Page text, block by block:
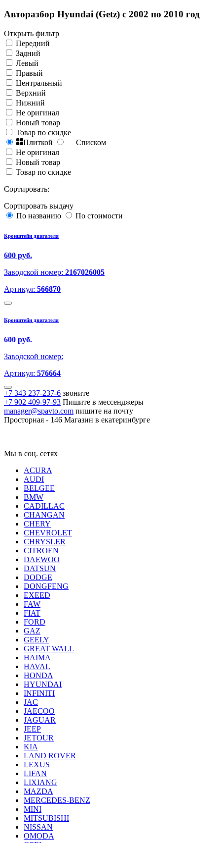
Авторазбор Hyundai (Getz) с 2002 по 2010 год
Открыть фильтр
Передний
Задний
Левый
Правый
Центральный
Верхний
Нижний
Не оригинал
Новый товар
Товар по скидке
Плиткой
Списком
Не оригинал
Новый товар
Товар по скидке
Сортировать:
Сортировать выдачу
По названию
По стоимости
Кронштейн двигателя
600 руб.
Заводской номер: 2167026005
Артикул: 566870
Кронштейн двигателя
600 руб.
Заводской номер:
Артикул: 576664
+7 343 237-237-6 звоните
+7 902 409-97-93 Пишите в мессенджеры
manager@spavto.com пишите на почту
Просторная - 146 Магазин в екатеринбурге
Мы в соц. сетях
ACURA
AUDI
BELGEE
BMW
CADILLAC
CHANGAN
CHERY
CHEVROLET
CHRYSLER
CITROEN
DAEWOO
DATSUN
DODGE
DONGFENG
EXEED
FAW
FIAT
FORD
GAZ
GEELY
GREAT WALL
HAIMA
HAVAL
HONDA
HYUNDAI
INFINITI
JAC
JAECOO
JAGUAR
JEEP
JETOUR
KIA
LAND ROVER
LEXUS
LIFAN
LIXIANG
MAZDA
MERCEDES-BENZ
MINI
MITSUBISHI
NISSAN
OMODA